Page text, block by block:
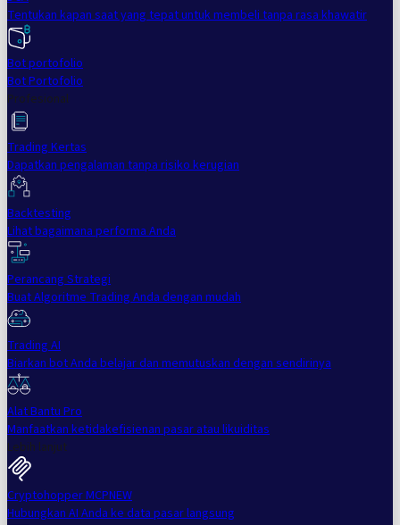
Tentukan kapan saat yang tepat untuk membeli tanpa rasa khawatir
Bot portofolio
Bot Portofolio
Profesional
Trading Kertas
Dapatkan pengalaman tanpa risiko kerugian
Backtesting
Lihat bagaimana performa Anda
Perancang Strategi
Buat Algoritme Trading Anda dengan mudah
Trading AI
Biarkan bot Anda belajar dan memutuskan dengan sendirinya
Alat Bantu Pro
Manfaatkan ketidakefisienan pasar atau likuiditas
Lebih lanjut
Cryptohopper MCPNEW
Hubungkan AI Anda ke data pasar langsung